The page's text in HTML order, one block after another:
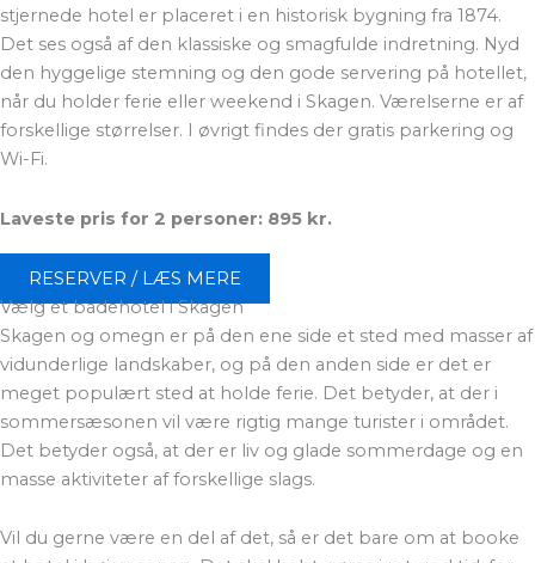
stjernede hotel er placeret i en historisk bygning fra 1874.
Det ses også af den klassiske og smagfulde indretning. Nyd
den hyggelige stemning og den gode servering på hotellet,
når du holder ferie eller weekend i Skagen. Værelserne er af
forskellige størrelser. I øvrigt findes der gratis parkering og
Wi-Fi.
Laveste pris for 2 personer: 895 kr.
RESERVER / LÆS MERE
Vælg et badehotel i Skagen
Skagen og omegn er på den ene side et sted med masser af
vidunderlige landskaber, og på den anden side er det er
meget populært sted at holde ferie. Det betyder, at der i
sommersæsonen vil være rigtig mange turister i området.
Det betyder også, at der er liv og glade sommerdage og en
masse aktiviteter af forskellige slags.
Vil du gerne være en del af det, så er det bare om at booke